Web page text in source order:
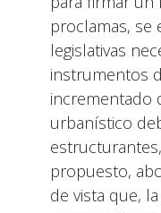
proclamas, se
legislativas
instrumentos
incrementado
urbanístico
propuesto,
de vista que,